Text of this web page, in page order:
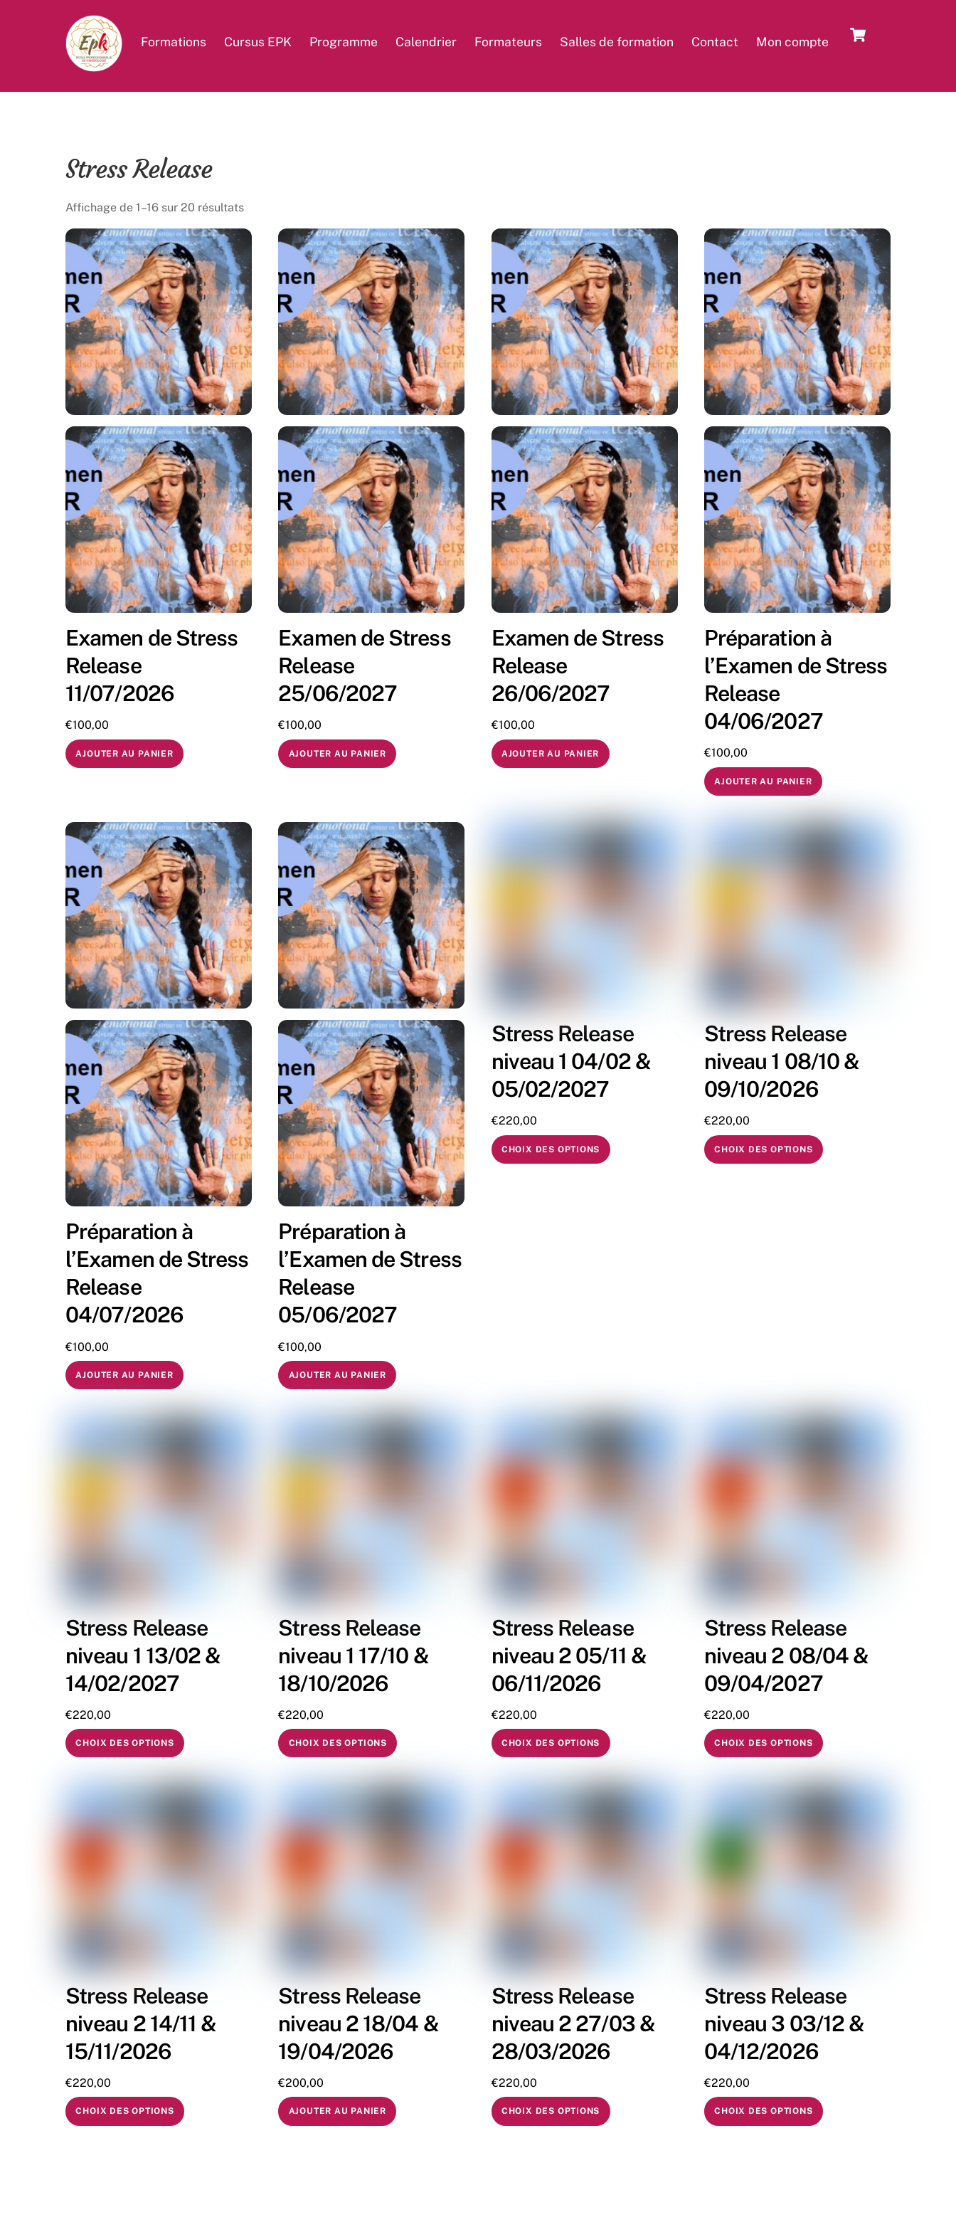
Formations Cursus EPK Programme Calendrier Formateurs Salles de formation Contact Mon compte
Stress Release
Affichage de 1–16 sur 20 résultats
Examen de Stress
Release
11/07/2026
€100,00
AJOUTER AU PANIER
Examen de Stress
Release
25/06/2027
€100,00
AJOUTER AU PANIER
Examen de Stress
Release
26/06/2027
€100,00
AJOUTER AU PANIER
Préparation à
l’Examen de Stress
Release
04/06/2027
€100,00
AJOUTER AU PANIER
Préparation à
l’Examen de Stress
Release
04/07/2026
€100,00
AJOUTER AU PANIER
Préparation à
l’Examen de Stress
Release
05/06/2027
€100,00
AJOUTER AU PANIER
Stress Release
niveau 1 04/02 &
05/02/2027
€220,00
CHOIX DES OPTIONS
Stress Release
niveau 1 08/10 &
09/10/2026
€220,00
CHOIX DES OPTIONS
Stress Release
niveau 1 13/02 &
14/02/2027
€220,00
CHOIX DES OPTIONS
Stress Release
niveau 1 17/10 &
18/10/2026
€220,00
CHOIX DES OPTIONS
Stress Release
niveau 2 05/11 &
06/11/2026
€220,00
CHOIX DES OPTIONS
Stress Release
niveau 2 08/04 &
09/04/2027
€220,00
CHOIX DES OPTIONS
Stress Release
niveau 2 14/11 &
15/11/2026
€220,00
CHOIX DES OPTIONS
Stress Release
niveau 2 18/04 &
19/04/2026
€200,00
AJOUTER AU PANIER
Stress Release
niveau 2 27/03 &
28/03/2026
€220,00
CHOIX DES OPTIONS
Stress Release
niveau 3 03/12 &
04/12/2026
€220,00
CHOIX DES OPTIONS